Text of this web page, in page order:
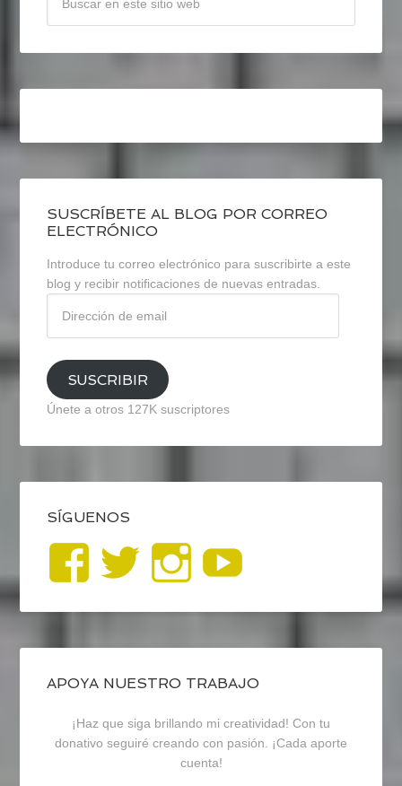
SUSCRÍBETE AL BLOG POR CORREO
ELECTRÓNICO
Introduce tu correo electrónico para suscribirte a este
blog y recibir notificaciones de nuevas entradas.
email
SUSCRIBIR
Únete a otros 127K suscriptores
SÍGUENOS
Ver
perfil
de
blogrecursosep
en
Ver
perfil
de
recursosep
en
Ver
perfil
de
recursosep
en
APOYA NUESTRO TRABAJO
¡Haz que siga brillando mi creatividad! Con tu
donativo seguiré creando con pasión. ¡Cada aporte
cuenta!